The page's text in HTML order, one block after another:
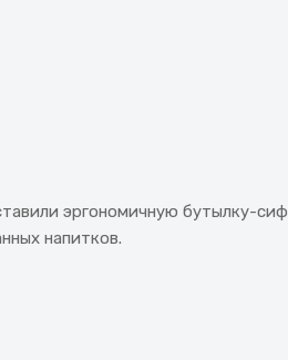
эргономичную бутылку-
напитков.